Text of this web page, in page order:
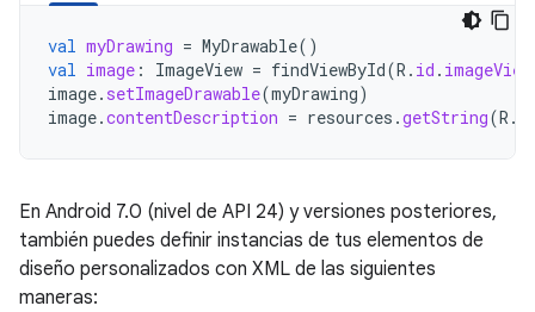
val myDrawing = MyDrawable()
val image : ImageView = findViewById(R . id . imageView
image. setImageDrawable(myDrawing)
image.contentDescription = resources .getString(R .
En Android 7.0 (nivel de API 24) y versiones posteriores,
también puedes definir instancias de tus elementos de
diseño personalizados con XML de las siguientes
maneras: